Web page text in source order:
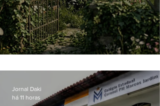
Jornal Daki
há 11 horas